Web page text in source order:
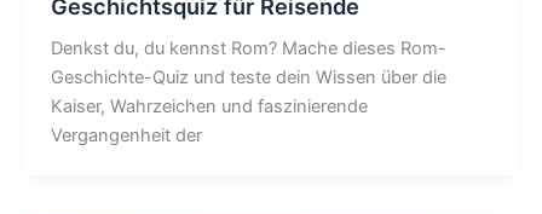
Geschichtsquiz für Reisende
Denkst du, du kennst Rom? Mache dieses Rom-
Geschichte-Quiz und teste dein Wissen über die
Kaiser, Wahrzeichen und faszinierende
Vergangenheit der